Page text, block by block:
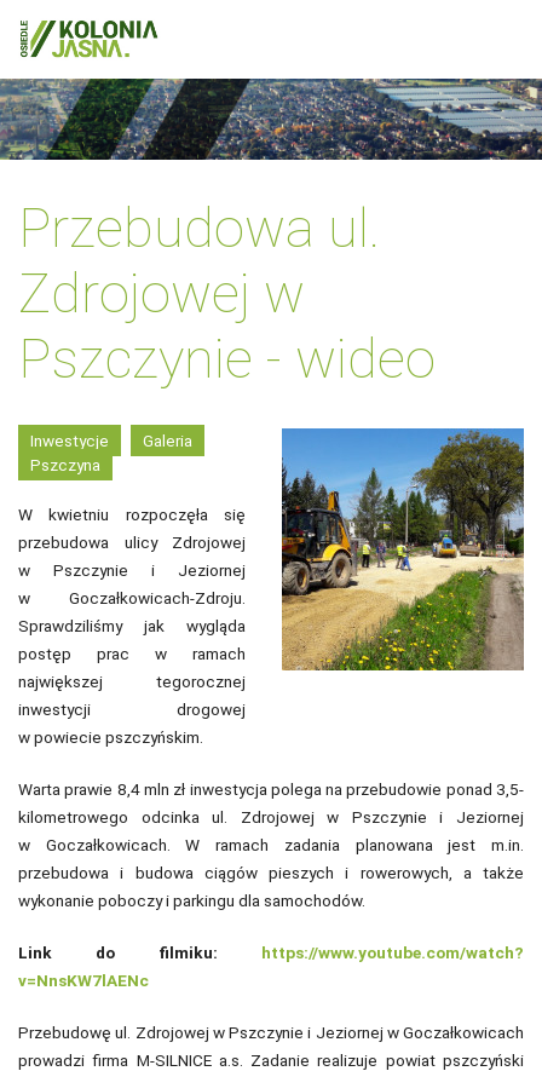
Przebudowa ul.
Zdrojowej w
Pszczynie - wideo
Inwestycje
Galeria
Pszczyna
W kwietniu rozpoczęła się
przebudowa ulicy Zdrojowej
w Pszczynie i Jeziornej
w Goczałkowicach-Zdroju.
Sprawdziliśmy jak wygląda
postęp prac w ramach
największej tegorocznej
inwestycji drogowej
w powiecie pszczyńskim.
Warta prawie 8,4 mln zł inwestycja polega na przebudowie ponad 3,5-
kilometrowego odcinka ul. Zdrojowej w Pszczynie i Jeziornej
w Goczałkowicach. W ramach zadania planowana jest m.in.
przebudowa i budowa ciągów pieszych i rowerowych, a także
wykonanie poboczy i parkingu dla samochodów.
Link do filmiku: https://www.youtube.com/watch?
v=NnsKW7lAENc
Przebudowę ul. Zdrojowej w Pszczynie i Jeziornej w Goczałkowicach
prowadzi firma M-SILNICE a.s. Zadanie realizuje powiat pszczyński